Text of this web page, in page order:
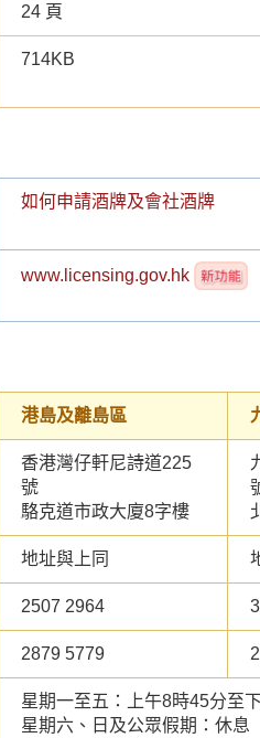
24 頁
714KB
如何申請酒牌及會社酒牌
www.licensing.gov.hk
港島及離島區
香港灣仔軒尼詩道225
號
駱克道市政大廈8字樓
地址與上同
2507 2964
2879 5779
星期一至五：上午8時45分至
星期六、日及公眾假期：休息